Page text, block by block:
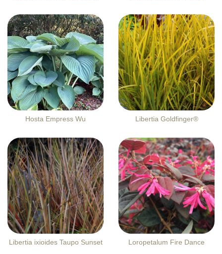
Hosta Empress Wu Libertia Goldfinger®
Libertia ixioides Taupo Sunset Loropetalum Fire Dance